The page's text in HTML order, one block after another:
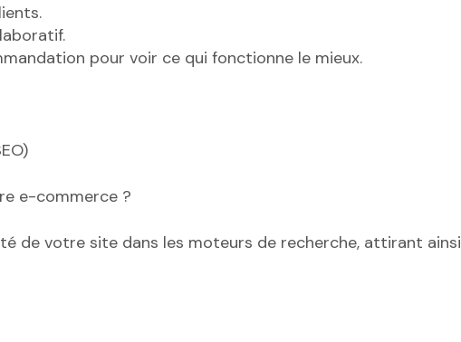
pour voir ce qui fonctionne le mieux.
e-commerce ?
de votre site dans les moteurs de recherche, attirant ainsi